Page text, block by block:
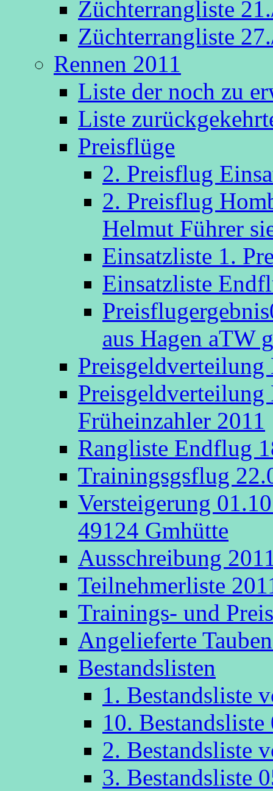
Züchterrangliste
Züchterrangliste
Rennen 2011
Liste der noch zu
Liste
Preisflüge
2. Preisflug
2. Preisflug
Helmut Führer
Einsatzliste 1.
Einsatzliste
aus Hagen aTW
Preisgeldverteilung
Früheinzahler 2011
Rangliste Endflug
Trainingsgsflug
Versteigerung
49124 Gmhütte
Ausschreibung
Teilnehmerliste
Trainings- und
Angelieferte
Bestandslisten
1. Bestandsliste
10.
2. Bestandsliste
3. Bestandsliste